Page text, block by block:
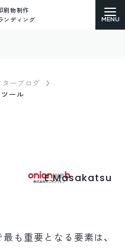
刷物制作
ンディング
ターブログ
ツール
E.Masakatsu
も重要となる要素は、